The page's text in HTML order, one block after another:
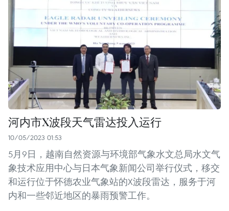
河内市X波段天气雷达投入运行
10/05/2023 01:53
5月9日，越南自然资源与环境部气象水文总局水文气
象技术应用中心与日本气象新闻公司举行仪式，移交
和运行位于怀德农业气象站的X波段雷达，服务于河
内和一些邻近地区的暴雨预警工作。